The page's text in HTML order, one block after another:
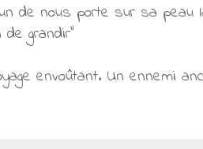
de nous porte sur sa
grandir”
envoûtant. Un ennemi